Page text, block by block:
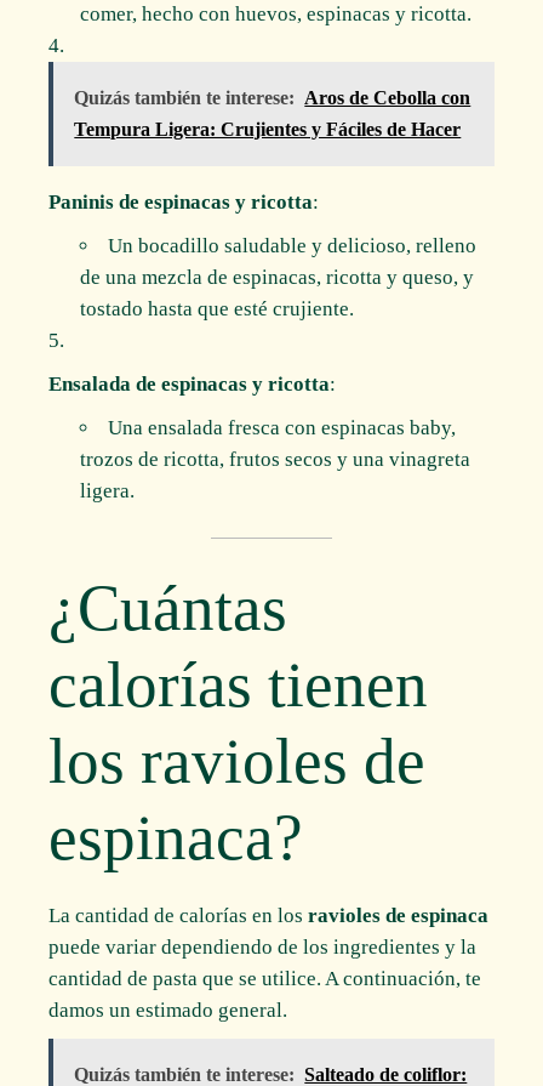
comer, hecho con huevos, espinacas y ricotta.
Quizás también te interese: Aros de Cebolla con
Tempura Ligera: Crujientes y Fáciles de Hacer
Paninis de espinacas y ricotta:
Un bocadillo saludable y delicioso, relleno
de una mezcla de espinacas, ricotta y queso, y
tostado hasta que esté crujiente.
Ensalada de espinacas y ricotta:
Una ensalada fresca con espinacas baby,
trozos de ricotta, frutos secos y una vinagreta
ligera.
¿Cuántas
calorías tienen
los ravioles de
espinaca?
La cantidad de calorías en losravioles de espinaca
puede variar dependiendo de los ingredientes y la
cantidad de pasta que se utilice. A continuación, te
damos un estimado general.
Quizás también te interese: Salteado de coliflor: